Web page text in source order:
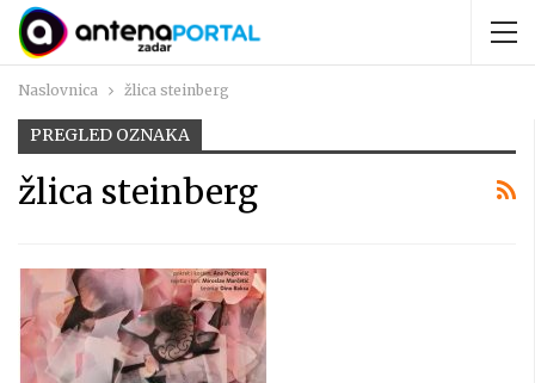
Naslovnica žlica steinberg
PREGLED OZNAKA
žlica steinberg